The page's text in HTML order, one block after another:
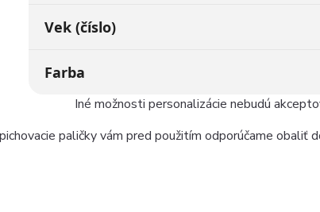
Vek (číslo)
Farba
Iné možnosti personalizácie nebudú
paličky vám pred použitím odporúčame obaliť